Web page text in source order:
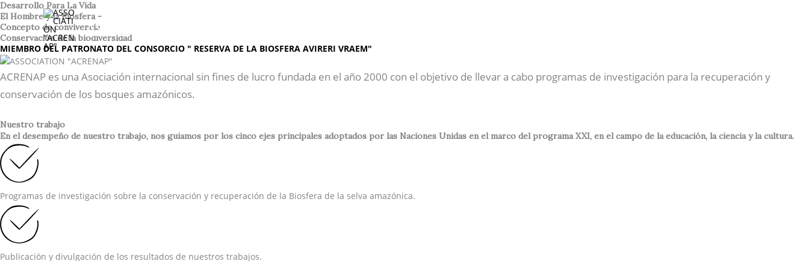
Ir
al
contenido
ASSOCIATION "ACRENAP"
Desarrollo Para La Vida
El Hombre y la Biosfera -
Concepto de convivencia
Conservación de la biodiversidad
MIEMBRO DEL PATRONATO DEL CONSORCIO " RESERVA DE LA BIOSFERA AVIRERI VRAEM"
ACRENAP es una Asociación internacional sin fines de lucro fundada en el año 2000 con el objetivo de llevar a cabo programas de investigación para la recuperación y
conservación de los bosques amazónicos.
Nuestro trabajo
En el desempeño de nuestro trabajo, nos guiamos por los cinco ejes principales adoptados por las Naciones Unidas en el marco del programa XXI, en el campo de la educación, la ciencia y la cultura.
Programas de investigación sobre la conservación y recuperación de la Biosfera de la selva amazónica.
Publicación y divulgación de los resultados de nuestros trabajos.